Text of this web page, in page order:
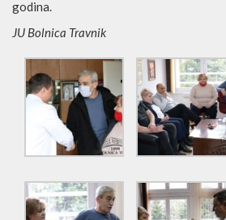
godina.
JU Bolnica Travnik